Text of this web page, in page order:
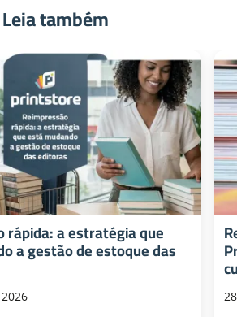
Leia também
rápida: a estratégia que
a gestão de estoque das